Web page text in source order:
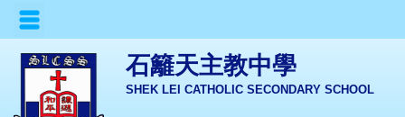
石籬天主教中學
SHEK LEI CATHOLIC SECONDARY SCHOOL